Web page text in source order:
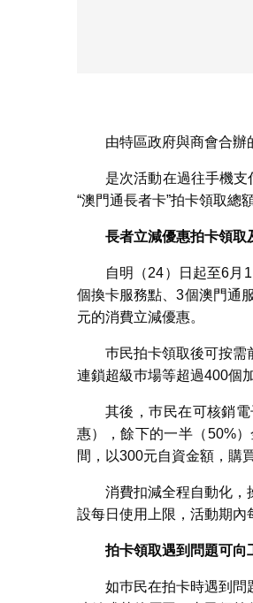
由特區政府與商會合辦
是次活動在過往手機支
“澳門通長者卡”拍卡領取總
長者立減優惠拍卡領取
自明（24）日起至6月
個換卡服務點、3個澳門通
元的消費立減優惠。
巿民拍卡領取後可按需
連鎖超級巿場等超過400個
其後，巿民在可核銷
惠），餘下的一半（50%
間，以300元自資金額，購
消費扣減全程自動化，
設每日使用上限，活動期內
拍卡領取遇到問題可向
如巿民在拍卡時遇到問